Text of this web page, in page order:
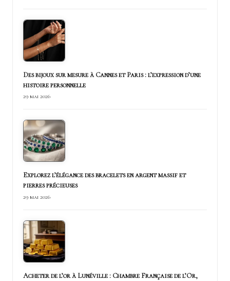
Des bijoux sur mesure à Cannes et Paris : l’expression d’une
histoire personnelle
29 mai 2026
Explorez l’élégance des bracelets en argent massif et
pierres précieuses
29 mai 2026
Acheter de l’or à Lunéville : Chambre Française de l’Or,